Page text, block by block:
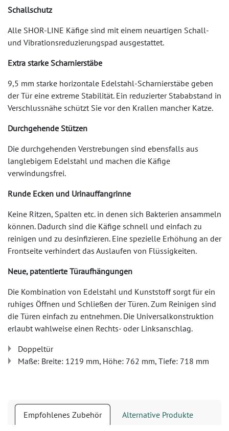
Schallschutz
Alle SHOR-LINE Käfige sind mit einem neuartigen Schall-
und Vibrationsreduzierungspad ausgestattet.
Extra starke Scharnierstäbe
9,5 mm starke horizontale Edelstahl-Scharnierstäbe geben
der Tür eine extreme Stabilität. Ein reduzierter Stababstand in
Verschlussnähe schützt Sie vor den Krallen mancher Katze.
Durchgehende Stützen
Die durchgehenden Verstrebungen sind ebensfalls aus
langlebigem Edelstahl und machen die Käfige
verwindungsfrei.
Runde Ecken und Urinauffangrinne
Keine Ritzen, Spalten etc. in denen sich Bakterien ansammeln
können. Dadurch sind die Käfige schnell und einfach zu
reinigen und zu desinfizieren. Eine spezielle Erhöhung an der
Frontseite verhindert das Auslaufen von Flüssigkeiten.
Neue, patentierte Türaufhängungen
Die Kombination von Edelstahl und Kunststoff sorgt für ein
ruhiges Öffnen und Schließen der Türen. Zum Reinigen sind
die Türen einfach zu entnehmen. Die Universalkonstruktion
erlaubt wahlweise einen Rechts- oder Linksanschlag.
Doppeltür
Maße: Breite: 1219 mm, Höhe: 762 mm, Tiefe: 718 mm
Empfohlenes Zubehör Alternative Produkte